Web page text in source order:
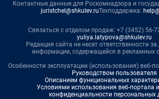
Контактные данные для Роскомнадзора и
juristchel@shkulev.ruТехподдержка:
Связаться с отделом продаж: +7 (3452) 56-
yuliya.latypova@shkulev.ru
Редакция сайта не несет ответственности
информации, содержащейся в рекламных
Особенности эксплуатации (использования) веб-
Руководством пользователя
Описанием функциональных
Условиями использования веб-портала
конфиденциальности персональных